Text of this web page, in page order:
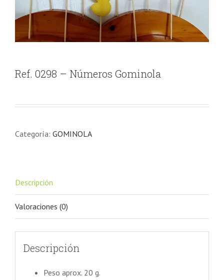
Ref. 0298 – Números Gominola
Categoría: GOMINOLA
Descripción
Valoraciones (0)
Descripción
Peso aprox. 20 g.